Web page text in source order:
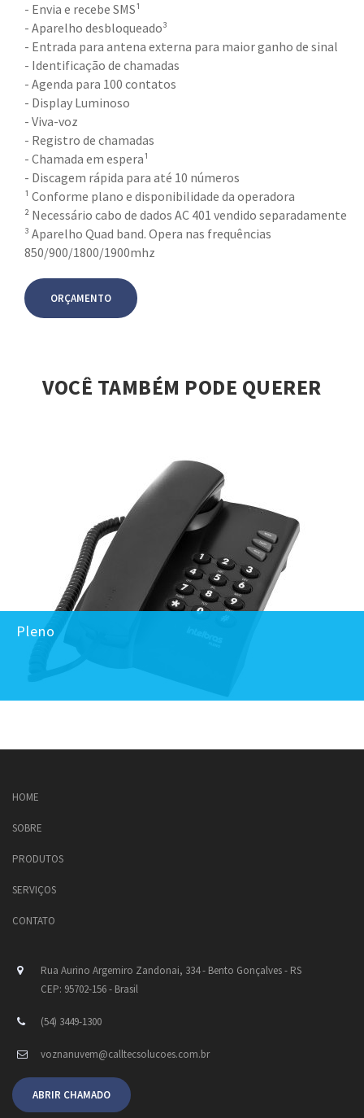
- Envia e recebe SMS¹
- Aparelho desbloqueado³
- Entrada para antena externa para maior ganho de sinal
- Identificação de chamadas
- Agenda para 100 contatos
- Display Luminoso
- Viva-voz
- Registro de chamadas
- Chamada em espera¹
- Discagem rápida para até 10 números
¹ Conforme plano e disponibilidade da operadora
² Necessário cabo de dados AC 401 vendido separadamente
³ Aparelho Quad band. Opera nas frequências
850/900/1800/1900mhz
ORÇAMENTO
VOCÊ TAMBÉM PODE QUERER
Pleno
HOME
SOBRE
PRODUTOS
SERVIÇOS
CONTATO
Rua Aurino Argemiro Zandonai, 334 - Bento Gonçalves - RS
CEP: 95702-156 - Brasil
(54) 3449-1300
voznanuvem@calltecsolucoes.com.br
ABRIR CHAMADO